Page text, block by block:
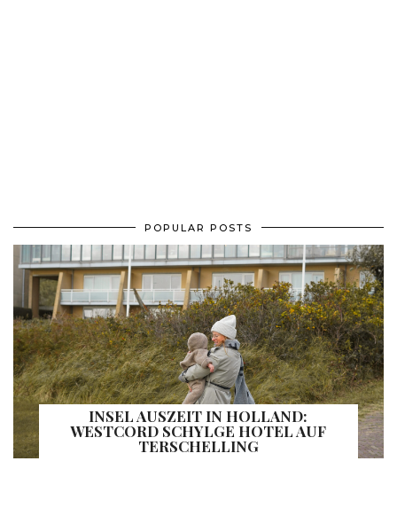
POPULAR POSTS
INSEL AUSZEIT IN HOLLAND:
WESTCORD SCHYLGE HOTEL AUF
TERSCHELLING